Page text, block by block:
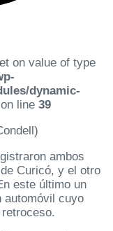
on value of type
dynamic-
on line 39
ambos
Curicó, y el otro
este último un
automóvil cuyo